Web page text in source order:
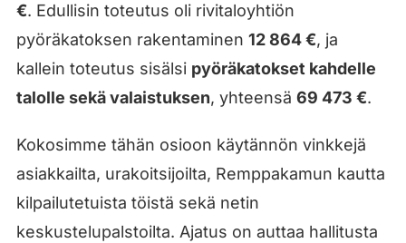
€. Edullisin toteutus oli rivitaloyhtiön
pyöräkatoksen rakentaminen 12 864 €, ja
kallein toteutus sisälsi pyöräkatokset kahdelle
talolle sekä valaistuksen, yhteensä 69 473 €.
Kokosimme tähän osioon käytännön vinkkejä
asiakkailta, urakoitsijoilta, Remppakamun kautta
kilpailutetuista töistä sekä netin
keskustelupalstoilta. Ajatus on auttaa hallitusta